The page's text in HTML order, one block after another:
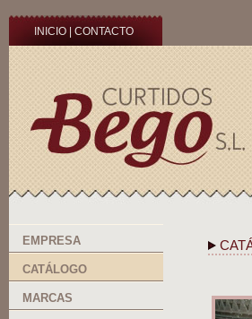
INICIO CONTACTO
EMPRESA
CATÁLOGO
MARCAS